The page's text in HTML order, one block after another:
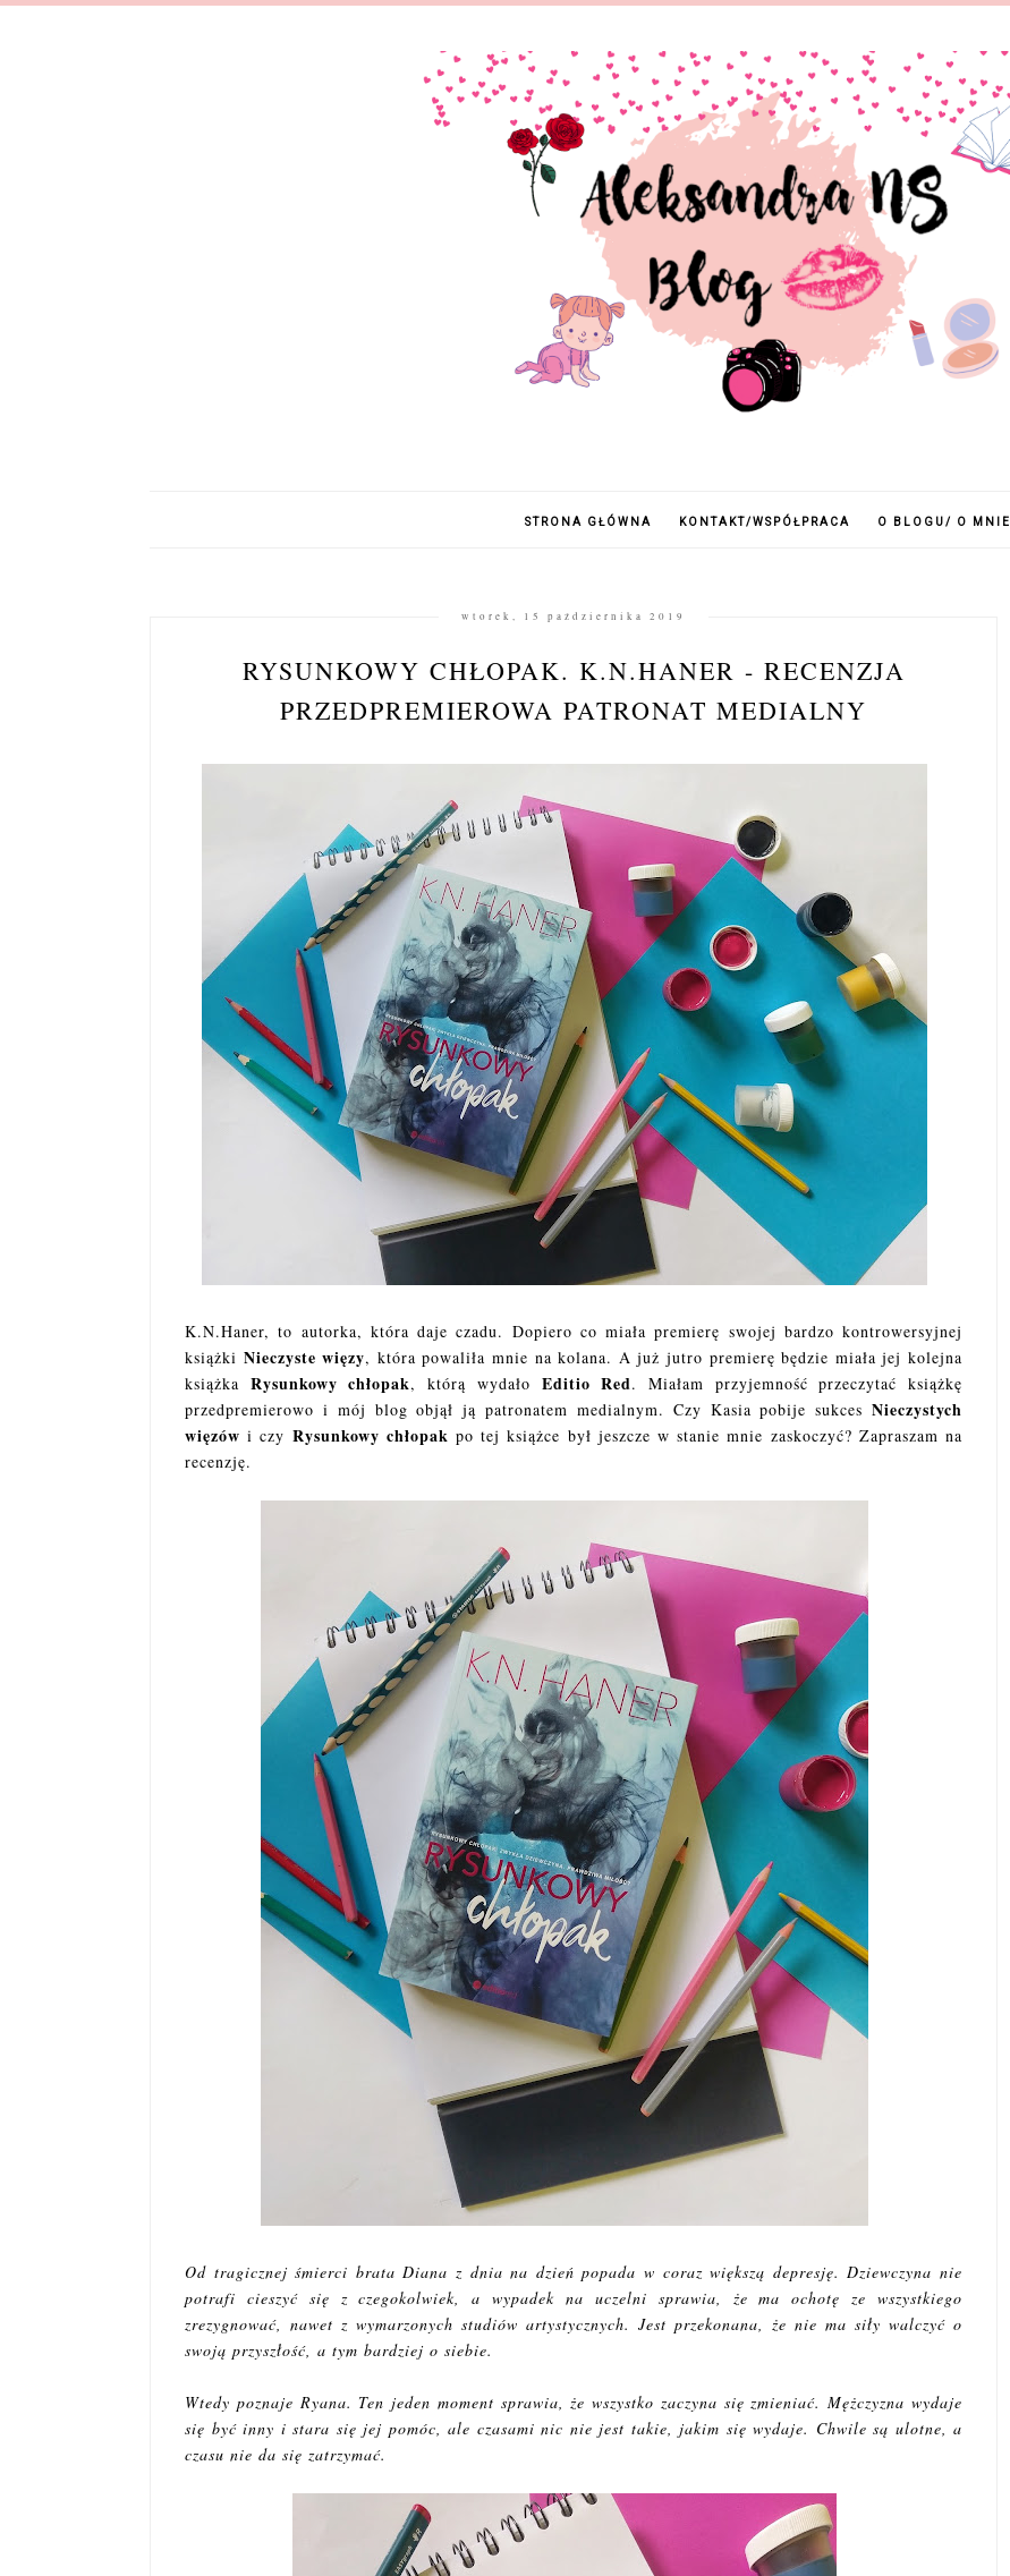
STRONA GŁÓWNA KONTAKT/WSPÓŁPRACA O BLOGU/ O MNIE
wtorek, 15 października 2019
RYSUNKOWY CHŁOPAK. K.N.HANER - RECENZJA
PRZEDPREMIEROWA PATRONAT MEDIALNY
K.N.Haner, to autorka, która daje czadu. Dopiero co miała premierę swojej bardzo kontrowersyjnej
książki Nieczyste więzy, która powaliła mnie na kolana. A już jutro premierę będzie miała jej kolejna
książka Rysunkowy chłopak, którą wydało Editio Red. Miałam przyjemność przeczytać książkę
przedpremierowo i mój blog objął ją patronatem medialnym. Czy Kasia pobije sukces Nieczystych
więzów i czy Rysunkowy chłopak po tej książce był jeszcze w stanie mnie zaskoczyć? Zapraszam na
recenzję.
Od tragicznej śmierci brata Diana z dnia na dzień popada w coraz większą depresję. Dziewczyna nie
potrafi cieszyć się z czegokolwiek, a wypadek na uczelni sprawia, że ma ochotę ze wszystkiego
zrezygnować, nawet z wymarzonych studiów artystycznych. Jest przekonana, że nie ma siły walczyć o
swoją przyszłość, a tym bardziej o siebie.
Wtedy poznaje Ryana. Ten jeden moment sprawia, że wszystko zaczyna się zmieniać. Mężczyzna wydaje
się być inny i stara się jej pomóc, ale czasami nic nie jest takie, jakim się wydaje. Chwile są ulotne, a
czasu nie da się zatrzymać.